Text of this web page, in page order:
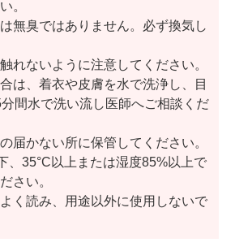
。
無臭ではありません。必ず換気し
れないように注意してください。
は、着衣や皮膚を水で洗浄し、目
間水で洗い流し医師へご相談くだ
届かない所に保管してください。
、35°C以上または湿度85%以上で
さい。
く読み、用途以外に使用しないで